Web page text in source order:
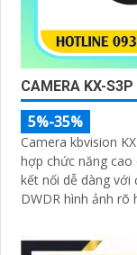
CAMERA KX-S3P
5%-35%
Camera kbvision
hợp chức năng cao
kết nối dễ dàng với đầu ghi. Trang bị
DWDR hình ảnh rõ